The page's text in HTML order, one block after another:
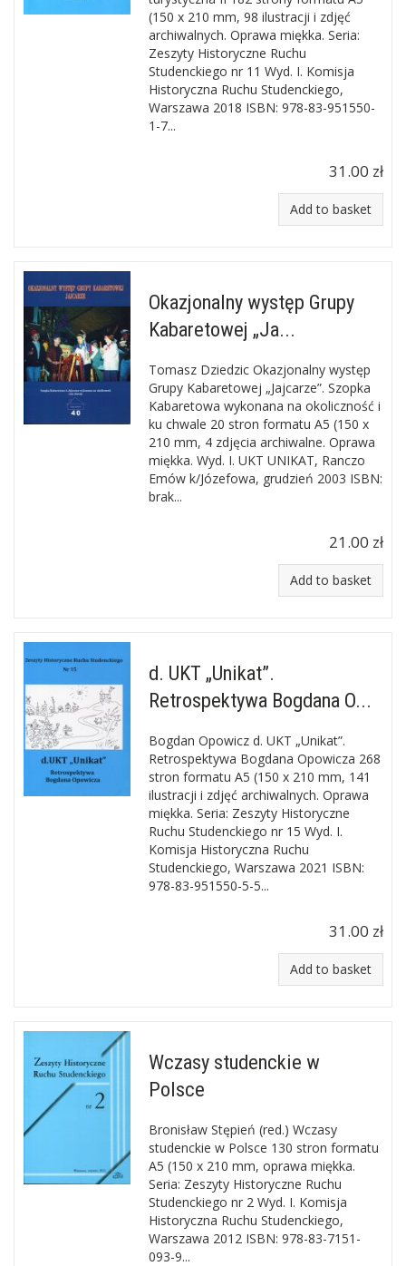
(150 x 210 mm, 98 ilustracji i zdjęć
archiwalnych. Oprawa miękka. Seria:
Zeszyty Historyczne Ruchu
Studenckiego nr 11 Wyd. I. Komisja
Historyczna Ruchu Studenckiego,
Warszawa 2018 ISBN: 978-83-951550-
1-7...
31.00 zł
Add to basket
Okazjonalny występ Grupy
Kabaretowej „Ja...
Tomasz Dziedzic Okazjonalny występ
Grupy Kabaretowej „Jajcarze”. Szopka
Kabaretowa wykonana na okoliczność i
ku chwale 20 stron formatu A5 (150 x
210 mm, 4 zdjęcia archiwalne. Oprawa
miękka. Wyd. I. UKT UNIKAT, Ranczo
Emów k/Józefowa, grudzień 2003 ISBN:
brak...
21.00 zł
Add to basket
d. UKT „Unikat”.
Retrospektywa Bogdana O...
Bogdan Opowicz d. UKT „Unikat”.
Retrospektywa Bogdana Opowicza 268
stron formatu A5 (150 x 210 mm, 141
ilustracji i zdjęć archiwalnych. Oprawa
miękka. Seria: Zeszyty Historyczne
Ruchu Studenckiego nr 15 Wyd. I.
Komisja Historyczna Ruchu
Studenckiego, Warszawa 2021 ISBN:
978-83-951550-5-5...
31.00 zł
Add to basket
Wczasy studenckie w
Polsce
Bronisław Stępień (red.) Wczasy
studenckie w Polsce 130 stron formatu
A5 (150 x 210 mm, oprawa miękka.
Seria: Zeszyty Historyczne Ruchu
Studenckiego nr 2 Wyd. I. Komisja
Historyczna Ruchu Studenckiego,
Warszawa 2012 ISBN: 978-83-7151-
093-9...